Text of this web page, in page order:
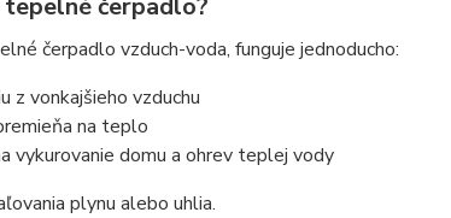
čerpadlo?
čerpadlo vzduch-voda, funguje jednoducho:
z vonkajšieho vzduchu
na teplo
vykurovanie domu a ohrev teplej vody
plynu alebo uhlia.